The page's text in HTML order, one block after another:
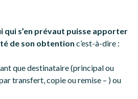
qui s’en prévaut puisse apporter
de son obtention c’est-à-dire :
que destinataire (principal ou
transfert, copie ou remise – ) ou